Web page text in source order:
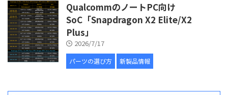
QualcommのノートPC向け
SoC「Snapdragon X2 Elite/X2
Plus」
2026/7/17
パーツの選び方 新製品情報